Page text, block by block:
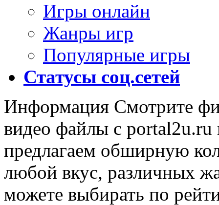
Игры онлайн
Жанры игр
Популярные игры
Статусы соц.сетей
Информация Смотрите
видео файлы с
предлагаем обширную
любой вкус, различных
можете выбирать по